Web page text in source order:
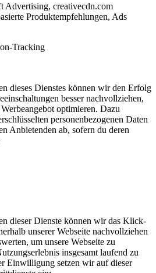
Advertising, creativecdn.com
Produktempfehlungen, Ads
Tracking
dieses Dienstes können wir den Erfolg
besser nachvollziehen,
optimieren. Dazu
personenbezogenen Daten
Anbietenden ab, sofern du deren
dieser Dienste können wir das Klick-
unserer Webseite nachvollziehen
um unsere Webseite zu
insgesamt laufend zu
Einwilligung setzen wir auf dieser